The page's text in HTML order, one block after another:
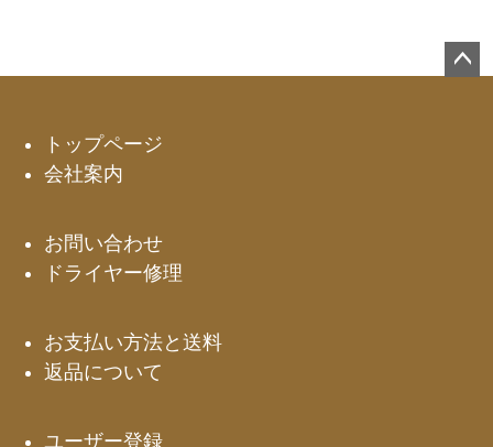
トップページ
会社案内
お問い合わせ
ドライヤー修理
お支払い方法と送料
返品について
ユーザー登録